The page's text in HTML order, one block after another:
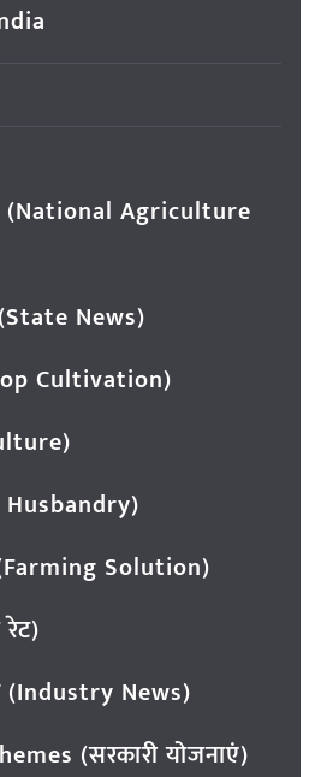
(National Agriculture
News)
Cultivation)
Solution)
(Industry News)
(सरकारी योजनाएं)